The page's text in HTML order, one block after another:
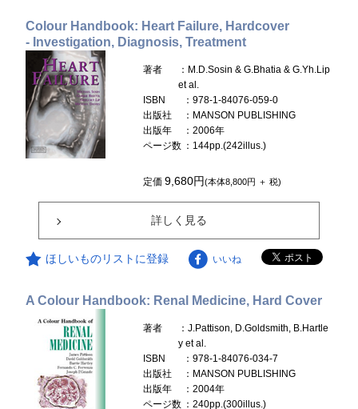
Colour Handbook: Heart Failure, Hardcover
- Investigation, Diagnosis, Treatment
著者
：M.D.Sosin & G.Bhatia & G.Yh.Lip
et al.
ISBN
：978-1-84076-059-0
出版社
：MANSON PUBLISHING
出版年
：2006年
ページ数 ：144pp.(242illus.)
定価9,680円(本体8,800円 ＋ 税)
詳しく見る
ほしいものリストに登録 いいね
A Colour Handbook: Renal Medicine, Hard Cover
著者
：J.Pattison, D.Goldsmith, B.Hartle
y et al.
ISBN
：978-1-84076-034-7
出版社
：MANSON PUBLISHING
出版年
：2004年
ページ数 ：240pp.(300illus.)